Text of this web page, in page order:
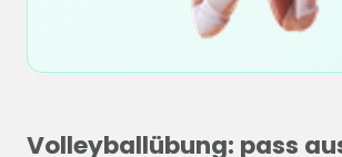
Volleyballübung: pass